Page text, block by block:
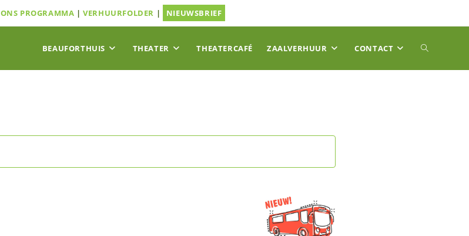
ONS PROGRAMMA |VERHUURFOLDER | NIEUWSBRIEF
BEAUFORTHUIS THEATER THEATERCAFÉ ZAALVERHUUR CONTACT TOGGLE